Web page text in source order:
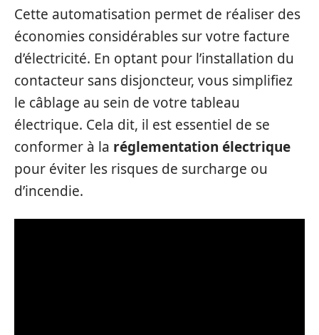
Cette automatisation permet de réaliser des
économies considérables sur votre facture
d’électricité. En optant pour l’installation du
contacteur sans disjoncteur, vous simplifiez
le câblage au sein de votre tableau
électrique. Cela dit, il est essentiel de se
conformer à la réglementation électrique
pour éviter les risques de surcharge ou
d’incendie.